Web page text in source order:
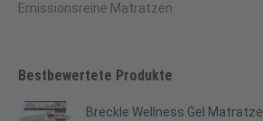
Emissionsreine Matratzen
Bestbewertete Produkte
Breckle Wellness Gel Matratze